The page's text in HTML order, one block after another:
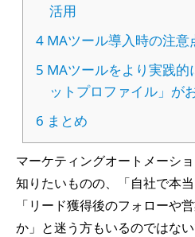
活用
4 MAツール導入時の注意
5 MAツールをより実践
ットプロファイル」が
6 まとめ
マーケティングオートメーシ
知りたいものの、「自社で本
「リード獲得後のフォローや
か」と迷う方もいるのではな